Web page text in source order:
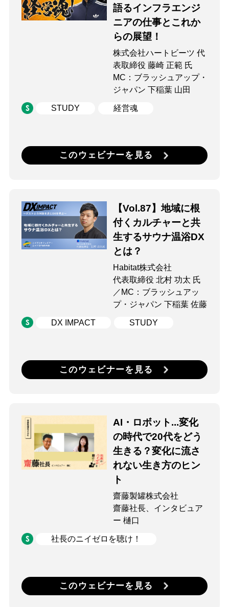
語るインフラエンジ
ニアの仕事とこれか
らの展望！
株式会社ハートビーツ 代
表取締役 藤崎 正範 氏
MC：ブラッシュアップ・
ジャパン 下稲葉 山田
STUDY 経営魂
このウェビナーを見る
【Vol.87】地域に根
付くカルチャーと共
生するサウナ温浴DX
とは？
Habitat株式会社
代表取締役 北村 功太 氏
／MC：ブラッシュアッ
プ・ジャパン 下稲葉 佐藤
DX IMPACT STUDY
このウェビナーを見る
AI・ロボット...変化
の時代で20代をどう
生きる？変化に流さ
れない生き方のヒン
ト
齋藤製罐株式会社
齋藤社長、インタビュア
ー 樋口
社長のニイゼロを聴け！
このウェビナーを見る